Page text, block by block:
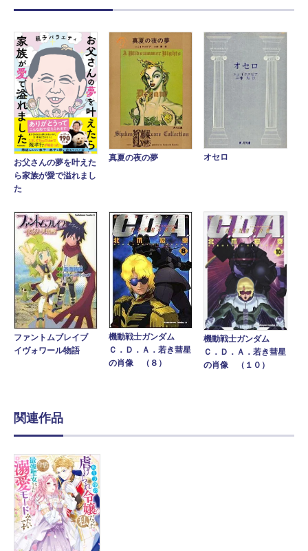
お父さんの夢を叶えた
ら家族が愛で溢れまし
た
真夏の夜の夢 オセロ
ファントムブレイブ
イヴォワール物語
機動戦士ガンダム
Ｃ．Ｄ．Ａ．若き彗星
の肖像 （８）
機動戦士ガンダム
Ｃ．Ｄ．Ａ．若き彗星
の肖像 （１０）
関連作品